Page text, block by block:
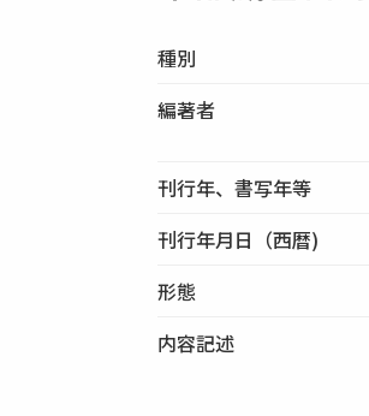
種別
編著者
刊行年、書写年等
刊行年月日（西暦)
形態
内容記述